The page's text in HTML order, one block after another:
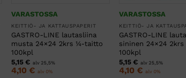
VARASTOSSA
KEITTIÖ- JA KATTAUSPAPERIT
GASTRO-LINE lautasliina
musta 24×24 2krs ¼-taitto
100kpl
5,15€ alv 25,5%
4,10€ alv 0%
VARASTOSSA
KEITTIÖ- JA
GASTRO-LINE
sininen 24×24
100kpl
5,15€ alv 25,5%
4,10€ alv 0%